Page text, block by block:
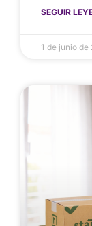
SEGUIR
1 de junio de